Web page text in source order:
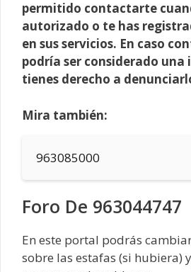
permitido contactarte
autorizado o te has
en sus servicios. En caso
podría ser considerado una
tienes derecho a
Mira también:
963085000
Foro De 963044747
En este portal podrás
sobre las estafas (si hubiera)